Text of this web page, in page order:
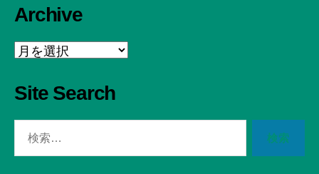
Archive
Archive
Site Search